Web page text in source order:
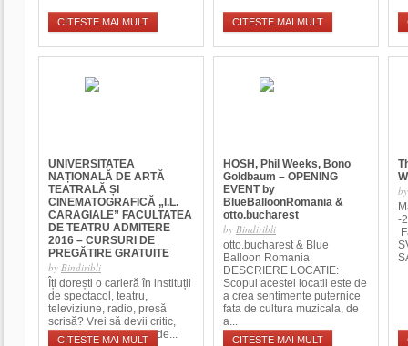
CITESTE MAI MULT CITESTE MAI MULT
UNIVERSITATEA
NAȚIONALĂ DE ARTĂ
TEATRALĂ ȘI
CINEMATOGRAFICĂ „I.L.
CARAGIALE” FACULTATEA
DE TEATRU ADMITERE
2016 – CURSURI DE
PREGĂTIRE GRATUITE
by Bindiribli
Îți dorești o carieră în instituții
de spectacol, teatru,
televiziune, radio, presă
scrisă? Vrei să devii critic,
manager, organizator de...
CITESTE MAI MULT
HOSH, Phil Weeks, Bono
Goldbaum – OPENING
EVENT by
BlueBalloonRomania &
otto.bucharest
by Bindiribli
otto.bucharest & Blue
Balloon Romania
DESCRIERE LOCATIE:
Scopul acestei locatii este de
a crea sentimente puternice
fata de cultura muzicala, de
a...
CITESTE MAI MULT
-